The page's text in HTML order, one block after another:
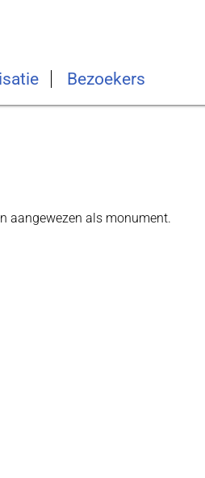
Bezoekers
aangewezen als monument.